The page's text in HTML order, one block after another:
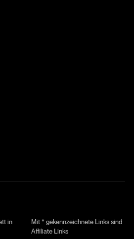
in
Mit * gekennzeichnete Links sind
Affiliate Links